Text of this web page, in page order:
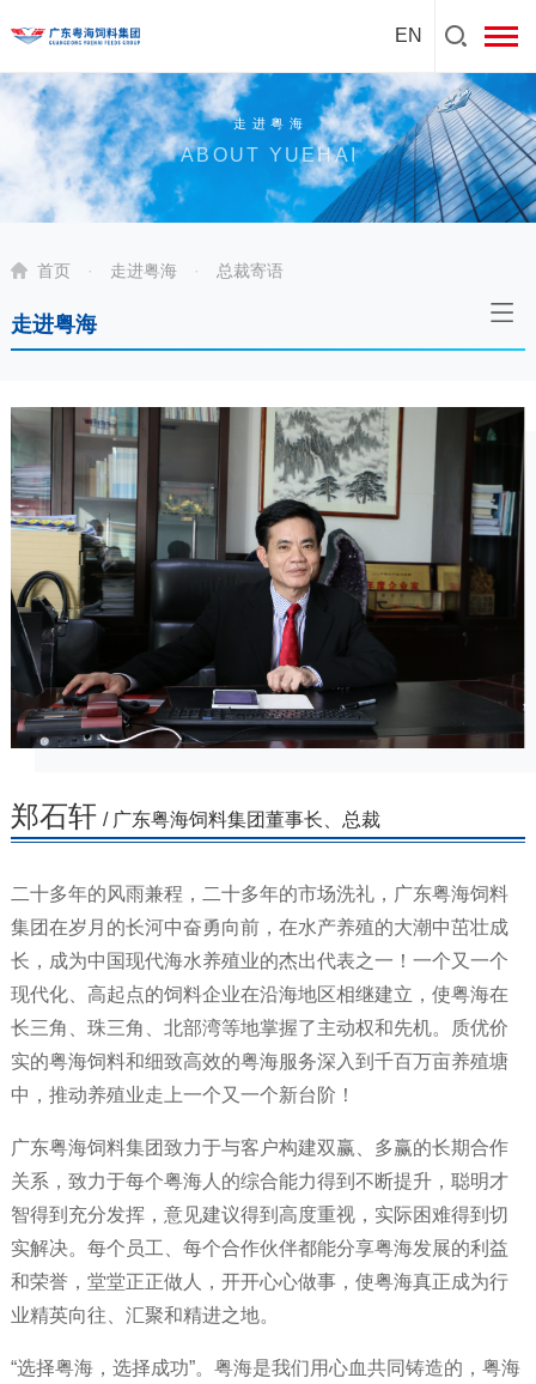
EN
走进粤海
ABOUT YUEHAI
首页 · 走进粤海 · 总裁寄语
走进粤海
郑石轩 / 广东粤海饲料集团董事长、总裁
二十多年的风雨兼程，二十多年的市场洗礼，广东粤海饲料
集团在岁月的长河中奋勇向前，在水产养殖的大潮中茁壮成
长，成为中国现代海水养殖业的杰出代表之一！一个又一个
现代化、高起点的饲料企业在沿海地区相继建立，使粤海在
长三角、珠三角、北部湾等地掌握了主动权和先机。质优价
实的粤海饲料和细致高效的粤海服务深入到千百万亩养殖塘
中，推动养殖业走上一个又一个新台阶！
广东粤海饲料集团致力于与客户构建双赢、多赢的长期合作
关系，致力于每个粤海人的综合能力得到不断提升，聪明才
智得到充分发挥，意见建议得到高度重视，实际困难得到切
实解决。每个员工、每个合作伙伴都能分享粤海发展的利益
和荣誉，堂堂正正做人，开开心心做事，使粤海真正成为行
业精英向往、汇聚和精进之地。
“选择粤海，选择成功”。粤海是我们用心血共同铸造的，粤海